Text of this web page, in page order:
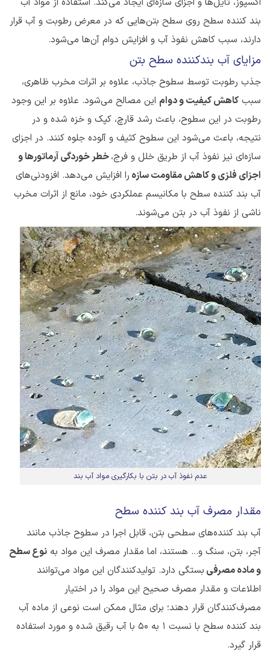
بند کننده سطح روی سطح بتن‌هایی که در معرض رطوبت و آب قرار
دارند، سبب کاهش نفوذ آب و افزایش دوام آن‌ها می‌شود.
مزایای آب بندکننده سطح بتن
جذب رطوبت توسط سطوح جاذب، علاوه بر اثرات مخرب ظاهری،
سبب کاهش کیفیت و دوام این مصالح می‌شود. علاوه بر این وجود
رطوبت در این سطوح، باعث رشد قارچ، کپک و خزه شده و در
نتیجه، باعث می‌شود این سطوح کثیف و آلوده جلوه کنند. در اجزای
سازه‌ای نیز نفوذ آب از طریق خلل و فرج،خطر خوردگی آرماتور‌ها و
اجزای فلزی و کاهش مقاومت سازه را افزایش می‌دهد. افزودنی‌های
آب بند کننده سطح با مکانیسم عملکردی خود، مانع از اثرات مخرب
ناشی از نفوذ آب در بتن می‌شوند.
عدم نفوذ آب در بتن با بکارگیری مواد آب بند
مقدار مصرف آب بند کننده سطح
آب بند کننده‌های سطحی بتن، قابل اجرا در سطوح جاذب مانند
آجر، بتن، سنگ و... هستند، اما مقدار مصرف این مواد به نوع سطح
و ماده مصرفی بستگی دارد. تولیدکنندگان این مواد می‌توانند
اطلاعات و مقدار مصرف صحیح این مواد را در اختیار
مصرف‌کنندگان قرار دهند؛ برای مثال ممکن است نوعی از ماده آب
بند کننده سطح با نسبت 1 به 50 با آب رقیق شده و مورد استفاده
قرار گیرد.